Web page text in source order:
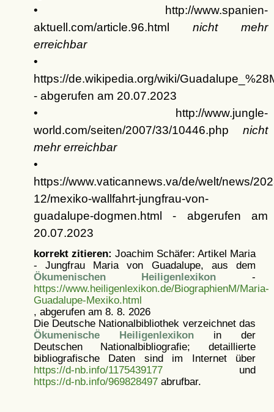
• http://www.spanien-
aktuell.com/article.96.html nicht mehr
erreichbar
•
https://de.wikipedia.org/wiki/
- abgerufen am 20.07.2023
• http://www.jungle-
world.com/seiten/2007/33/10446.php nicht
mehr erreichbar
•
https://www.vaticannews.va/de/welt/news/
12/mexiko-wallfahrt-jungfrau-von-
guadalupe-dogmen.html - abgerufen am
20.07.2023
korrekt zitieren: Joachim Schäfer: Artikel Maria
- Jungfrau Maria von Guadalupe, aus dem
Ökumenischen Heiligenlexikon -
https://www.heiligenlexikon.de/BiographienM/Maria-
Guadalupe-Mexiko.html
, abgerufen am 8. 8. 2026
Die Deutsche Nationalbibliothek verzeichnet das
Ökumenische Heiligenlexikonin der
Deutschen Nationalbibliografie; detaillierte
bibliografische Daten sind im Internet über
https://d-nb.info/1175439177und
https://d-nb.info/969828497abrufbar.